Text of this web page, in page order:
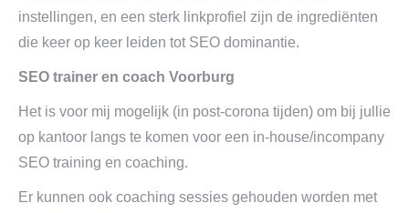
instellingen, en een sterk linkprofiel zijn de ingrediënten
die keer op keer leiden tot SEO dominantie.
SEO trainer en coach Voorburg
Het is voor mij mogelijk (in post-corona tijden) om bij jullie
op kantoor langs te komen voor een in-house/incompany
SEO training en coaching.
Er kunnen ook coaching sessies gehouden worden met